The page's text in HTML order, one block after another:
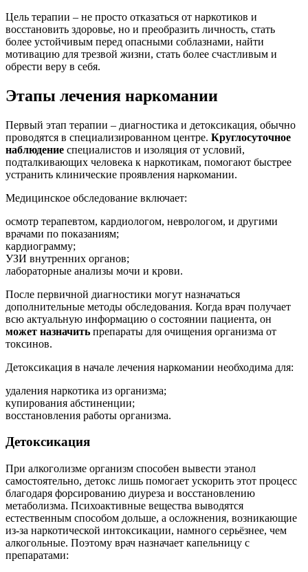
Цель терапии – не просто отказаться от наркотиков и
восстановить здоровье, но и преобразить личность, стать
более устойчивым перед опасными соблазнами, найти
мотивацию для трезвой жизни, стать более счастливым и
обрести веру в себя.
Этапы лечения наркомании
Первый этап терапии – диагностика и детоксикация, обычно
проводятся в специализированном центре. Круглосуточное
наблюдение специалистов и изоляция от условий,
подталкивающих человека к наркотикам, помогают быстрее
устранить клинические проявления наркомании.
Медицинское обследование включает:
осмотр терапевтом, кардиологом, неврологом, и другими
врачами по показаниям;
кардиограмму;
УЗИ внутренних органов;
лабораторные анализы мочи и крови.
После первичной диагностики могут назначаться
дополнительные методы обследования. Когда врач получает
всю актуальную информацию о состоянии пациента, он
может назначить препараты для очищения организма от
токсинов.
Детоксикация в начале лечения наркомании необходима для:
удаления наркотика из организма;
купирования абстиненции;
восстановления работы организма.
Детоксикация
При алкоголизме организм способен вывести этанол
самостоятельно, детокс лишь помогает ускорить этот процесс
благодаря форсированию диуреза и восстановлению
метаболизма. Психоактивные вещества выводятся
естественным способом дольше, а осложнения, возникающие
из-за наркотической интоксикации, намного серьёзнее, чем
алкогольные. Поэтому врач назначает капельницу с
препаратами: